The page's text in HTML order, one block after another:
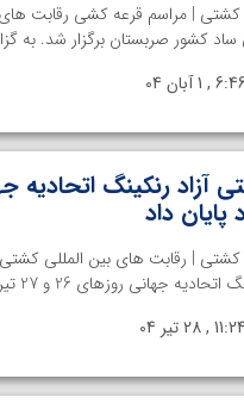
ساد کشور صربستان برگزار شد. به
6:46 , 1 آبان 04
پایان داد
کشتی | رقابت های بین المللی کشتی
جهانی روزهای 26 و 27 تیرماه در شهر بوداپست ...
11:24 , 28 تیر 04
نژاد مقابل مالخاز آمویان از